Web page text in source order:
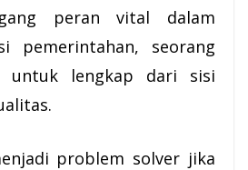
peran vital dalam
pemerintahan, seorang
untuk lengkap dari sisi
problem solver jika